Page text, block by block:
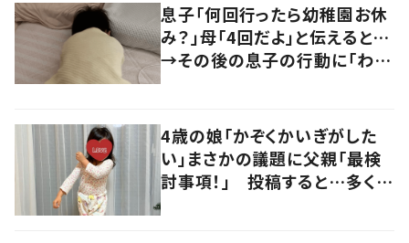
息子「何回行ったら幼稚園お休
み？」母「4回だよ」と伝えると…
→その後の息子の行動に「わか
4歳の娘「かぞくかいぎがした
い」まさかの議題に父親「最検
討事項！」 投稿すると…多くの